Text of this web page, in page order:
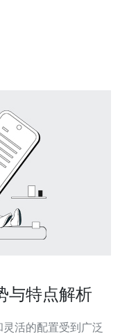
什么选择腾讯云可
与特点解析
活的配置受到广泛